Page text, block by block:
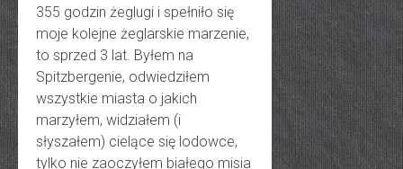
355 godzin żeglugi i spełniło się
moje kolejne żeglarskie marzenie,
to sprzed 3 lat. Byłem na
Spitzbergenie, odwiedziłem
wszystkie miasta o jakich
marzyłem, widziałem (i
słyszałem) cielące się lodowce,
tylko nie zaoczyłem białego misia